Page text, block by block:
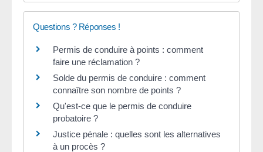
Questions ? Réponses !
Permis de conduire à points : comment
faire une réclamation ?
Solde du permis de conduire : comment
connaître son nombre de points ?
Qu'est-ce que le permis de conduire
probatoire ?
Justice pénale : quelles sont les alternatives
à un procès ?